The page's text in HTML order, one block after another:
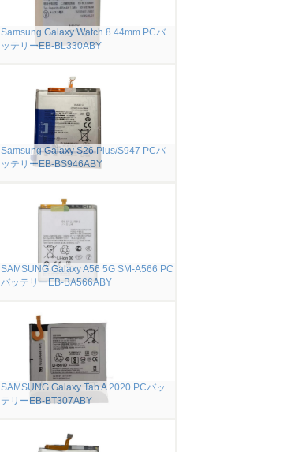
Samsung Galaxy Watch 8 44mm PCバ
ッテリーEB-BL330ABY
Samsung Galaxy S26 Plus/S947 PCバ
ッテリーEB-BS946ABY
SAMSUNG Galaxy A56 5G SM-A566 PC
バッテリーEB-BA566ABY
SAMSUNG Galaxy Tab A 2020 PCバッ
テリーEB-BT307ABY